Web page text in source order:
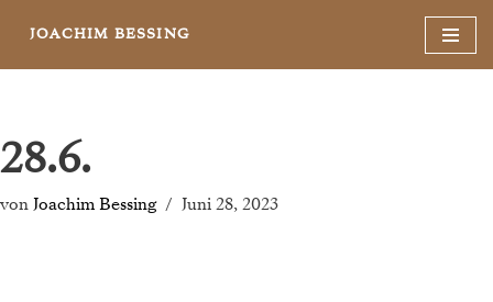
JOACHIM BESSING
28.6.
von Joachim Bessing Juni 28, 2023